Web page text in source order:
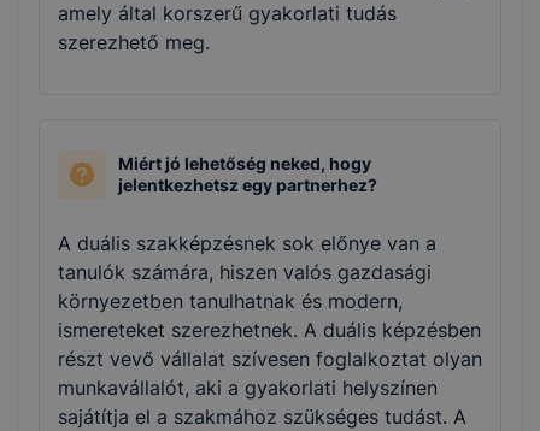
amely által korszerű gyakorlati tudás
szerezhető meg.
Miért jó lehetőség neked, hogy
jelentkezhetsz egy partnerhez?
A duális szakképzésnek sok előnye van a
tanulók számára, hiszen valós gazdasági
környezetben tanulhatnak és modern,
ismereteket szerezhetnek. A duális képzésben
részt vevő vállalat szívesen foglalkoztat olyan
munkavállalót, aki a gyakorlati helyszínen
sajátítja el a szakmához szükséges tudást. A